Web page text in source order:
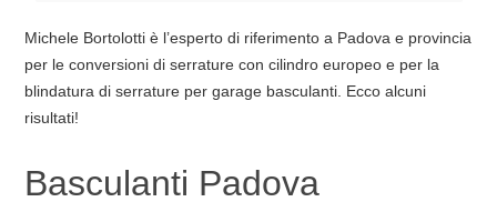
Michele Bortolotti è l’esperto di riferimento a Padova e provincia
per le conversioni di serrature con cilindro europeo e per la
blindatura di serrature per garage basculanti. Ecco alcuni
risultati!
Basculanti Padova